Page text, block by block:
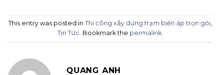
This entry was posted in Thi công xây dựng trạm biến áp trọn gói,
Tin Tức. Bookmark the permalink.
QUANG ANH